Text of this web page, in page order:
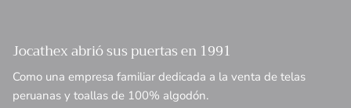
Jocathex abrió sus puertas en 1991
Como una empresa familiar dedicada a la venta de telas
peruanas y toallas de 100% algodón.